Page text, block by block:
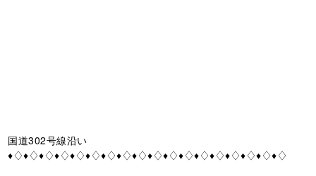
国道302号線沿い
♦♢♦♢♦♢♦♢♦♢♦♢♦♢♦♢♦♢♦♢♦♢♦♢♦♢♦♢♦♢♦♢♦♢♦♢